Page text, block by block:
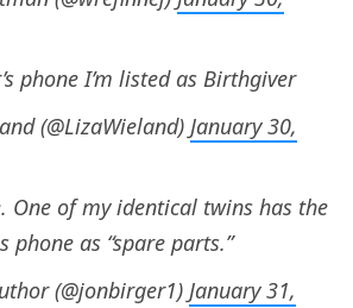
phone I’m listed as Birthgiver
(@LizaWieland) January 30,
One of my identical twins has the
as “spare parts.”
(@jonbirger1) January 31,